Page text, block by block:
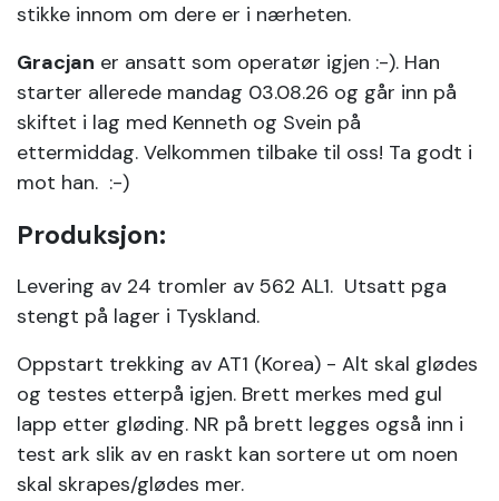
stikke innom om dere er i nærheten.
Gracjan er ansatt som operatør igjen :-). Han
starter allerede mandag 03.08.26 og går inn på
skiftet i lag med Kenneth og Svein på
ettermiddag. Velkommen tilbake til oss! Ta godt i
mot han. :-)
Produksjon:
Levering av 24 tromler av 562 AL1. Utsatt pga
stengt på lager i Tyskland.
Oppstart trekking av AT1 (Korea) - Alt skal glødes
og testes etterpå igjen. Brett merkes med gul
lapp etter gløding. NR på brett legges også inn i
test ark slik av en raskt kan sortere ut om noen
skal skrapes/glødes mer.